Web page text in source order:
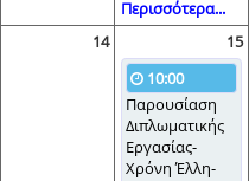
Περισσότερα...
14 15
10:00
Παρουσίαση
Διπλωματικής
Εργασίας-
Χρόνη Έλλη-